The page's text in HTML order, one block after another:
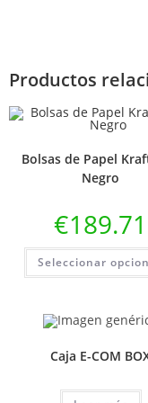
Productos
Bolsas de Papel
Negro
€189.71
Seleccionar
Caja E-COM